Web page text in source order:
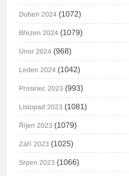
Duben 2024 (1072)
Březen 2024 (1079)
Únor 2024 (968)
Leden 2024 (1042)
Prosinec 2023 (993)
Listopad 2023 (1081)
Říjen 2023 (1079)
Září 2023 (1025)
Srpen 2023 (1066)